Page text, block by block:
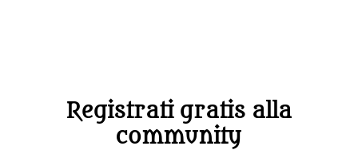
Registrati gratis alla
community